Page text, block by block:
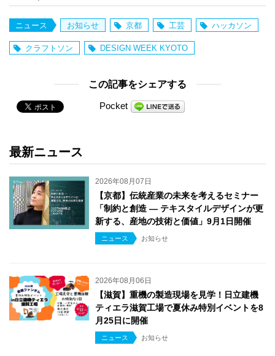
ニュース お知らせ 京都 工芸 ハッカソン
クラフトソン DESIGN WEEK KYOTO
この記事をシェアする
Pocket
最新ニュース
2026年08月07日
【京都】伝統産業の未来を考えるセミナー
「制約と創造 ― テキスタイルデザインが更
新する、産地の技術と価値」9月1日開催
ニュース お知らせ
2026年08月06日
【滋賀】重機の製造現場を見学！日立建機
ティエラ滋賀工場で夏休み特別イベントを8
月25日に開催
ニュース お知らせ